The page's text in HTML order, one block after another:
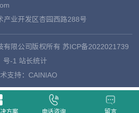
产业开发区杏园西路288号
有限公司版权所有 苏ICP备2022021739
号-1 站长统计
支持： CAINIAO
方案 电话咨询 留言